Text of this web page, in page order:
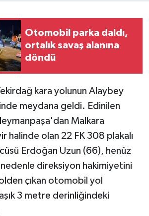
Otomobil parka daldı,
ortalık savaş alanına
döndü
kara yolunun Alaybey
meydana geldi. Edinilen
Malkara
halinde olan 22 FK 308 plakalı
Erdoğan Uzun (66), henüz
direksiyon hakimiyetini
çıkan otomobil yol
3 metre derinliğindeki